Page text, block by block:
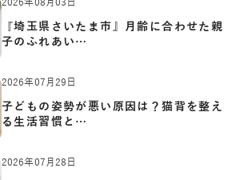
2026年08月03日
『埼玉県さいたま市』月齢に合わせた親
子のふれあい…
2026年07月29日
子どもの姿勢が悪い原因は？猫背を整え
る生活習慣と…
2026年07月28日